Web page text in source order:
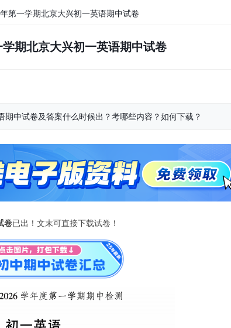
第一学期北京大兴初一英语期中试卷
学期北京大兴初一英语期中试卷
中试卷及答案什么时候出？考哪些内容？如何下载？
卷已出！文末可直接下载试卷！